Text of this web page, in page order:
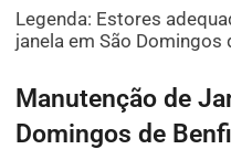
Legenda: Estores
janela em São Domingos
Manutenção de
Domingos de